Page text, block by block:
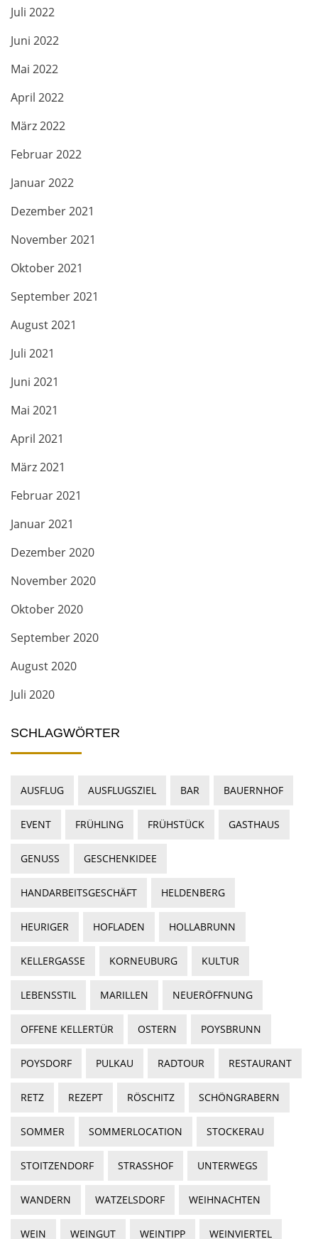
Juli 2022
Juni 2022
Mai 2022
April 2022
März 2022
Februar 2022
Januar 2022
Dezember 2021
November 2021
Oktober 2021
September 2021
August 2021
Juli 2021
Juni 2021
Mai 2021
April 2021
März 2021
Februar 2021
Januar 2021
Dezember 2020
November 2020
Oktober 2020
September 2020
August 2020
Juli 2020
SCHLAGWÖRTER
AUSFLUG AUSFLUGSZIEL BAR BAUERNHOF
EVENT FRÜHLING FRÜHSTÜCK GASTHAUS
GENUSS GESCHENKIDEE
HANDARBEITSGESCHÄFT HELDENBERG
HEURIGER HOFLADEN HOLLABRUNN
KELLERGASSE KORNEUBURG KULTUR
LEBENSSTIL MARILLEN NEUERÖFFNUNG
OFFENE KELLERTÜR OSTERN POYSBRUNN
POYSDORF PULKAU RADTOUR RESTAURANT
RETZ REZEPT RÖSCHITZ SCHÖNGRABERN
SOMMER SOMMERLOCATION STOCKERAU
STOITZENDORF STRASSHOF UNTERWEGS
WANDERN WATZELSDORF WEIHNACHTEN
WEIN WEINGUT WEINTIPP WEINVIERTEL